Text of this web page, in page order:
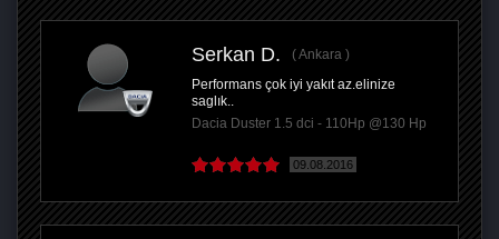
Serkan D.
Ankara
Performans çok iyi yakıt az.elinize
saglık..
Dacia Duster 1.5 dci - 110Hp @130 Hp
09.08.2016